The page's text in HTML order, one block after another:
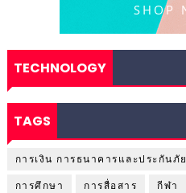
TECHNOLOGY
TAGS
การเงิน การธนาคารและประกันภัย
การศึกษา
การสื่อสาร กีฬา